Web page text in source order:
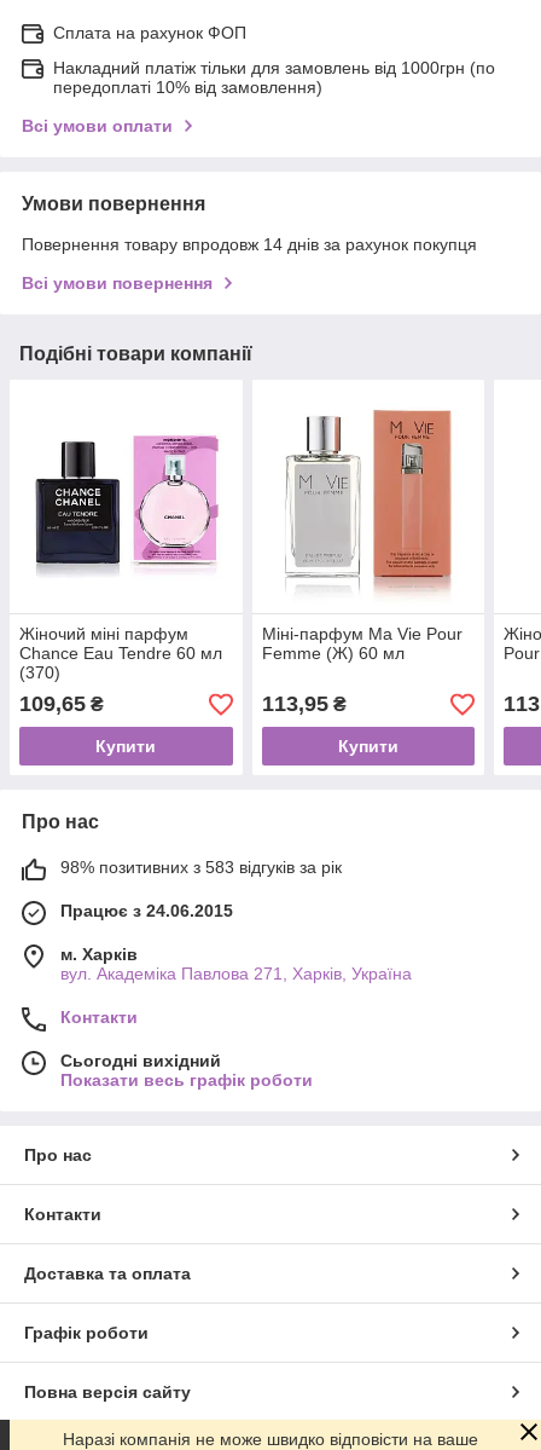
Сплата на рахунок ФОП
Накладний платіж тільки для замовлень від 1000грн (по
передоплаті 10% від замовлення)
Всі умови оплати
Умови повернення
Повернення товару впродовж 14 днів за рахунок покупця
Всі умови повернення
Подібні товари компанії
Жіночий міні парфум
Chance Eau Tendre 60 мл
(370)
109,65 ₴
Купити
Міні-парфум Ma Vie Pour
Femme (Ж) 60 мл
113,95₴
Купити
Про нас
98% позитивних з 583 відгуків за рік
Працює з 24.06.2015
м. Харків
вул. Академіка Павлова 271, Харків, Україна
Контакти
Сьогодні вихідний
Показати весь графік роботи
Про нас
Контакти
Доставка та оплата
Графік роботи
Повна версія сайту
Наразі компанія не може швидко відповісти на ваше